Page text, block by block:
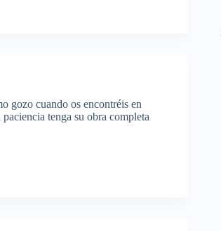
gozo cuando os encontréis en
tenga su obra completa